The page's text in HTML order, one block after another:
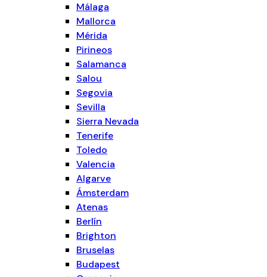
Málaga
Mallorca
Mérida
Pirineos
Salamanca
Salou
Segovia
Sevilla
Sierra Nevada
Tenerife
Toledo
Valencia
Algarve
Ámsterdam
Atenas
Berlín
Brighton
Bruselas
Budapest